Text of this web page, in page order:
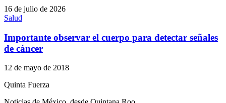
16 de julio de 2026
Salud
Importante observar el cuerpo para detectar señales
de cáncer
12 de mayo de 2018
Quinta Fuerza